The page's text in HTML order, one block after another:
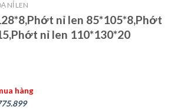
NỈ LEN
nỉ len 85*105*8,Phớt
nỉ len 110*130*20
hàng